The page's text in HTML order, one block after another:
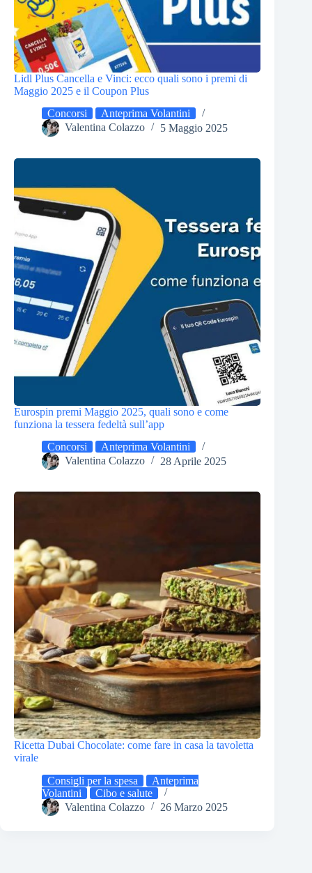
Lidl Plus Cancella e Vinci: ecco quali sono i premi di
Maggio 2025 e il Coupon Plus
Concorsi
Anteprima Volantini
Valentina Colazzo
5 Maggio 2025
Eurospin premi Maggio 2025, quali sono e come
funziona la tessera fedeltà sull’app
Concorsi
Anteprima Volantini
Valentina Colazzo
28 Aprile 2025
Ricetta Dubai Chocolate: come fare in casa la tavoletta
virale
Consigli per la spesa
Anteprima
Volantini
Cibo e salute
Valentina Colazzo
26 Marzo 2025